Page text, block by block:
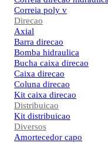
Correia poly v
Direcao
Axial
Barra direcao
Bomba hidraulica
Bucha caixa direcao
Caixa direcao
Coluna direcao
Kit caixa direcao
Distribuicao
Kit distribuicao
Diversos
Amortecedor capo